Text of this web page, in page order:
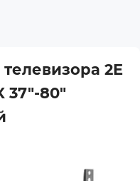
2E
37"-80"